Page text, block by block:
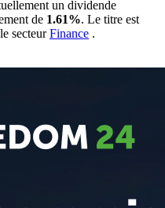
un dividende
de 1.61%. Le titre est
secteurFinance .